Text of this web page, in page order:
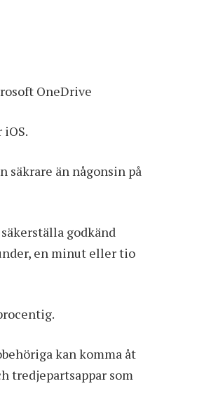
OneDrive
säkrare än någonsin på
godkänd
en minut eller tio
kan komma åt
tredjepartsappar som